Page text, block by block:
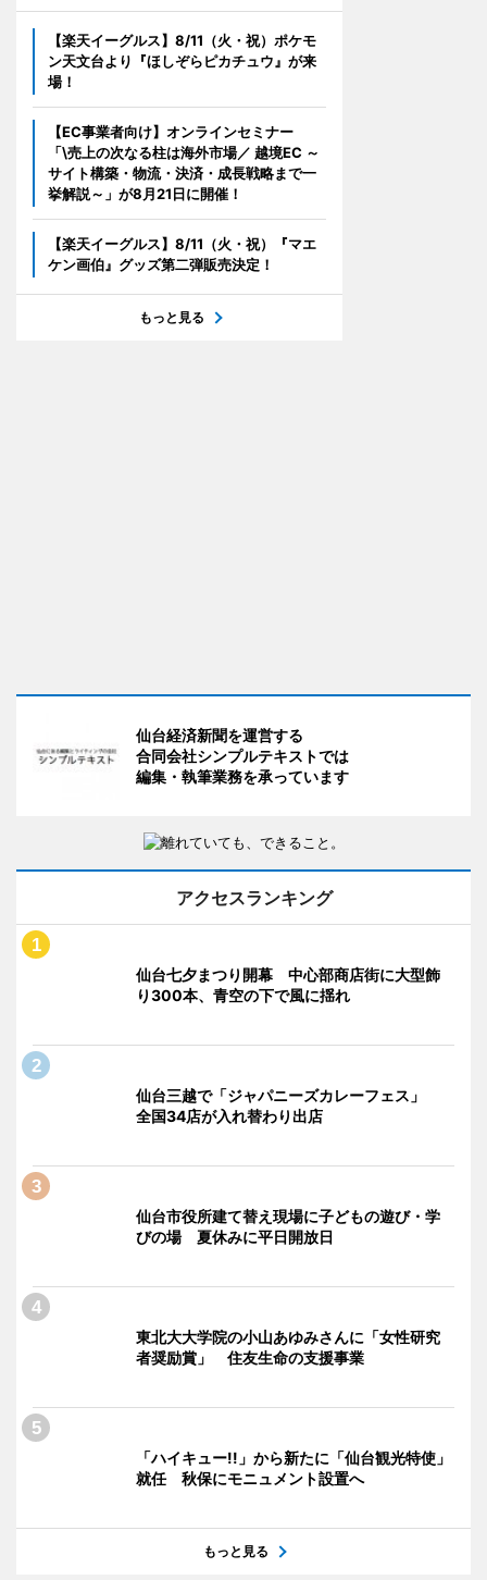
【楽天イーグルス】8/11（火・祝）ポケモ
ン天文台より『ほしぞらピカチュウ』が来
場！
【EC事業者向け】オンラインセミナー
「\売上の次なる柱は海外市場／ 越境EC ～
サイト構築・物流・決済・成長戦略まで一
挙解説～」が8月21日に開催！
【楽天イーグルス】8/11（火・祝）『マエ
ケン画伯』グッズ第二弾販売決定！
もっと見る
仙台経済新聞を運営する
合同会社シンプルテキストでは
編集・執筆業務を承っています
アクセスランキング
仙台七夕まつり開幕 中心部商店街に大型飾
り300本、青空の下で風に揺れ
仙台三越で「ジャパニーズカレーフェス」
全国34店が入れ替わり出店
仙台市役所建て替え現場に子どもの遊び・学
びの場 夏休みに平日開放日
東北大大学院の小山あゆみさんに「女性研究
者奨励賞」 住友生命の支援事業
「ハイキュー!!」から新たに「仙台観光特使」
就任 秋保にモニュメント設置へ
もっと見る